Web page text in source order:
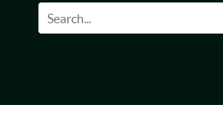
Search form